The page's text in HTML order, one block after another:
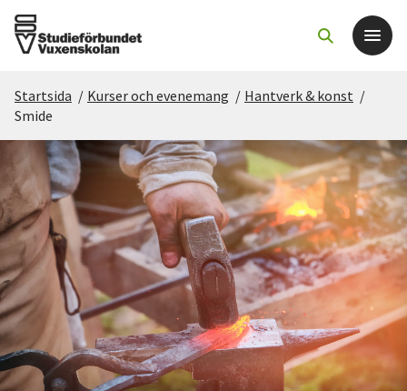
Det här gör vi
För dig som
Sök kurser och evenemang
Om SV
Starta studiecirkel
Cirkelledare
Startsida / Kurser och evenemang / Hantverk & konst /
Smide